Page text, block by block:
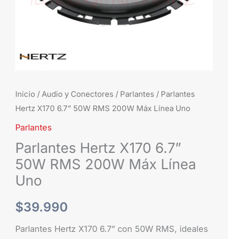
Inicio / Audio y Conectores / Parlantes / Parlantes
Hertz X170 6.7” 50W RMS 200W Máx Línea Uno
Parlantes
Parlantes Hertz X170 6.7”
50W RMS 200W Máx Línea
Uno
$39.990
Parlantes Hertz X170 6.7” con 50W RMS, ideales